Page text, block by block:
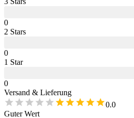
0
2 Stars
0
1 Star
0
Versand & Lieferung
0.0
Guter Wert